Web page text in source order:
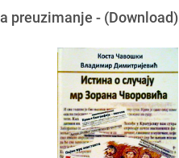
preuzimanje - (Download)